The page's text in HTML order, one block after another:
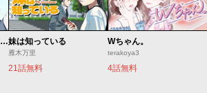
世界最強の魔女、始めました ～私だけ『攻略サイト』を見れる世界で自由に生きます～妹は知っている
雁木万里
21話無料
Wちゃん。
terakoya3
4話無料